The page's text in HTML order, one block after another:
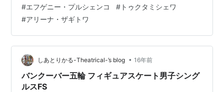
がないような感じで。そしてただかわいいだけではない
キャラクターや迫力がホントいい個性なんですよねえ。
国別だから応援席がうるさいわ(笑)。 ★エフゲニア・メ
ドベージェワ 2017年 ロステレコムカップ フリー『アン
ナ・カレーニナ』。…
#エフゲニー・プルシェンコ # トゥクタミシェワ
#アリーナ・ザギトワ
しあとりかる-Theatrical-’s blog • 16年前
バンクーバー五輪 フィギュアスケート男子シング
ルスFS